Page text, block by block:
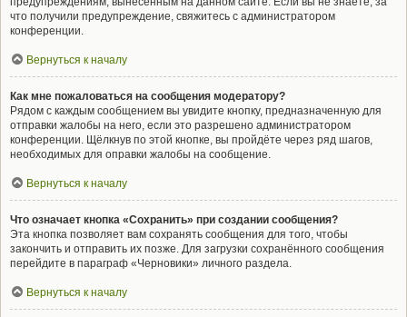
что получили предупреждение, свяжитесь с администратором
конференции.
Вернуться к началу
Как мне пожаловаться на сообщения модератору?
Рядом с каждым сообщением вы увидите кнопку, предназначенную для
отправки жалобы на него, если это разрешено администратором
конференции. Щёлкнув по этой кнопке, вы пройдёте через ряд шагов,
необходимых для оправки жалобы на сообщение.
Вернуться к началу
Что означает кнопка «Сохранить» при создании сообщения?
Эта кнопка позволяет вам сохранять сообщения для того, чтобы
закончить и отправить их позже. Для загрузки сохранённого сообщения
перейдите в параграф «Черновики» личного раздела.
Вернуться к началу